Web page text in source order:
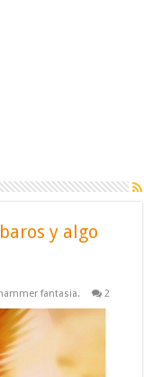
y algo
fantasia. 2